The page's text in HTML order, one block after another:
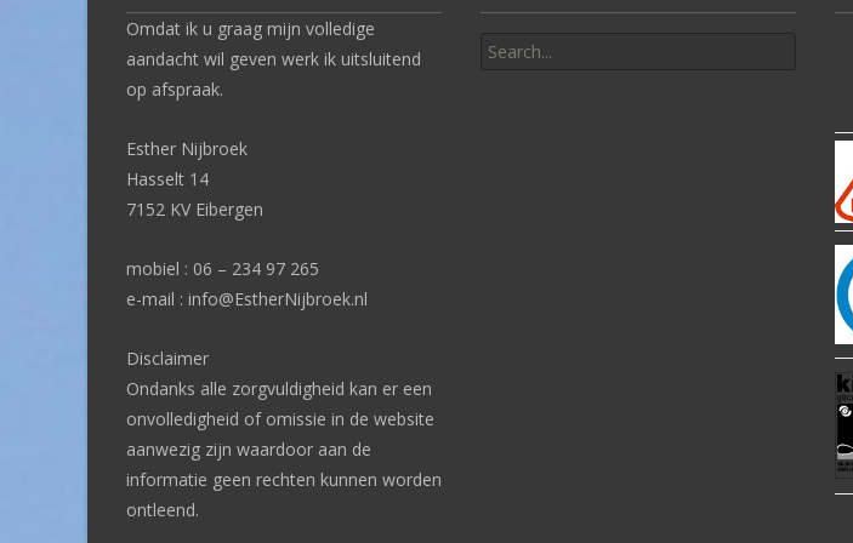
Omdat ik u graag mijn volledige
aandacht wil geven werk ik uitsluitend
op afspraak.
Esther Nijbroek
Hasselt 14
7152 KV Eibergen
mobiel : 06 – 234 97 265
e-mail : info@EstherNijbroek.nl
Disclaimer
Ondanks alle zorgvuldigheid kan er een
onvolledigheid of omissie in de website
aanwezig zijn waardoor aan de
informatie geen rechten kunnen worden
ontleend.
for: